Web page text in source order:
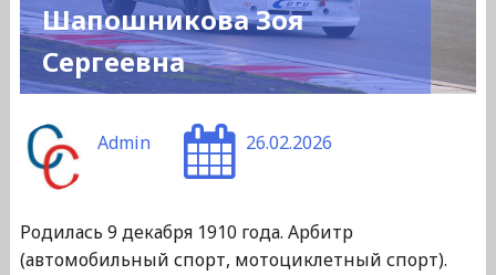
Шапошникова Зоя
Сергеевна
Admin 26.02.2026
Родилась 9 декабря 1910 года. Арбитр
(автомобильный спорт, мотоциклетный спорт).